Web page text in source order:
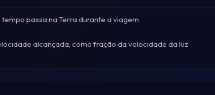
passa na Terra durante a viagem
alcançada, como fração da velocidade da luz